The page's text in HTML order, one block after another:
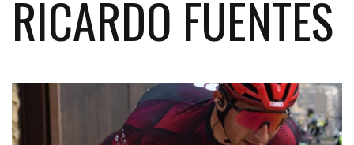
RICARDO FUENTES